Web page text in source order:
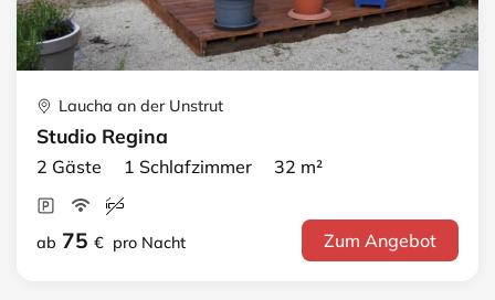
Laucha an der Unstrut
Studio Regina
2 Gäste 1 Schlafzimmer 32 m²
ab 75 € pro Nacht Zum Angebot